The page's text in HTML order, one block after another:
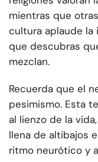
mientras que
cultura aplaude la
que descubras
mezclan.
Recuerda que el
pesimismo. Esta
al lienzo de la
llena de altibajos
ritmo neurótico y